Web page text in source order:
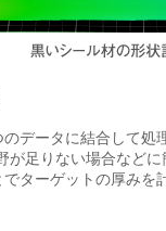
データに結合して処
が足りない場合など
ターゲットの厚みを